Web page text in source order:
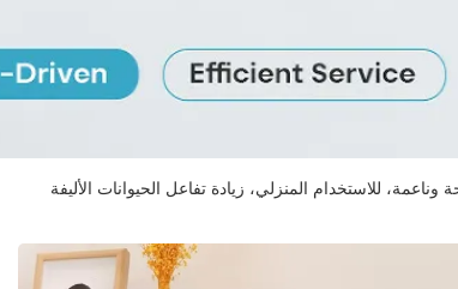
وناعمة، للاستخدام المنزلي، زيادة تفاعل الحيوانات الأليفة